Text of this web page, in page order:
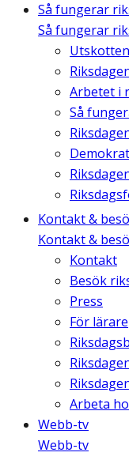
Så fungerar
Så fungerar
Arbetet i
Så
Kontakt &
Kontakt &
Kontakt
Besök
Press
För lärare
Arbeta
Webb-tv
Webb-tv